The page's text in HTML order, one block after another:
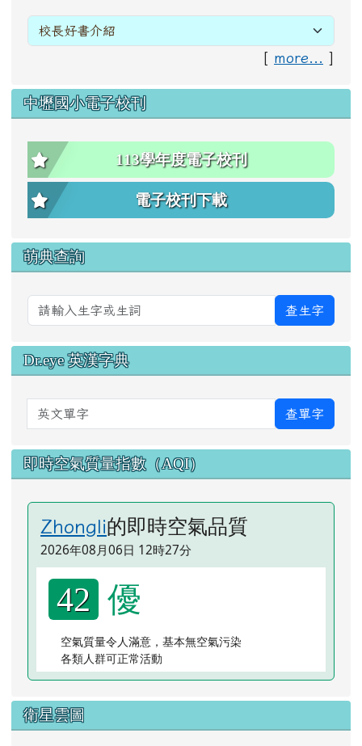
[ more... ]
中壢國小電子校刊
113學年度電子校刊
電子校刊下載
萌典查詢
查生字
Dr.eye 英漢字典
英文單字 查單字
即時空氣質量指數（AQI）
Zhongli的即時空氣品質
2026年08月06日 12時27分
42 優
空氣質量令人滿意，基本無空氣污染
各類人群可正常活動
衛星雲圖